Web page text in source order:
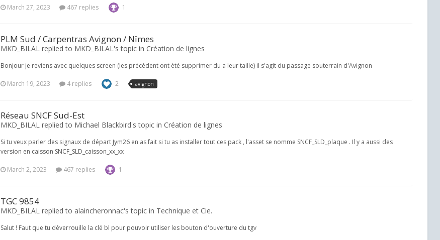
March 27, 2023 467 replies 1
PLM Sud / Carpentras Avignon / Nîmes
MKD_BILAL replied to MKD_BILAL's topic in Création de lignes
Bonjour je reviens avec quelques screen (les précédent ont été supprimer du a leur taille) il s'agit du passage souterrain d'Avignon
March 19, 2023 4 replies 2 avignon
Réseau SNCF Sud-Est
MKD_BILAL replied to Michael Blackbird's topic in Création de lignes
Si tu veux parler des signaux de départ Jym26 en as fait si tu as installer tout ces pack , l'asset se nomme SNCF_SLD_plaque . Il y a aussi des
version en caisson SNCF_SLD_caisson_xx_xx
March 2, 2023 467 replies 1
TGC 9854
MKD_BILAL replied to alaincheronnac's topic in Technique et Cie.
Salut ! Faut que tu déverrouille la clé bl pour pouvoir utiliser les bouton d'ouverture du tgv